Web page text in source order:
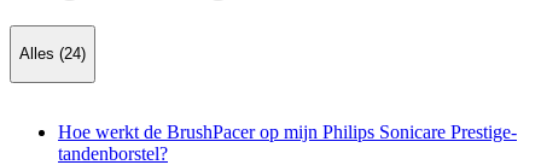
Alles (24)
Hoe werkt de BrushPacer op mijn Philips Sonicare Prestige-
tandenborstel?